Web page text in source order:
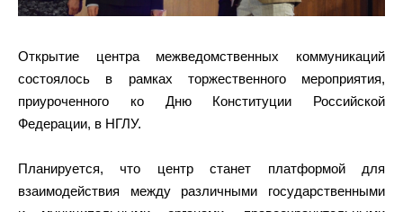
Открытие центра межведомственных коммуникаций
состоялось в рамках торжественного мероприятия,
приуроченного ко Дню Конституции Российской
Федерации, в НГЛУ.
Планируется, что центр станет платформой для
взаимодействия между различными государственными